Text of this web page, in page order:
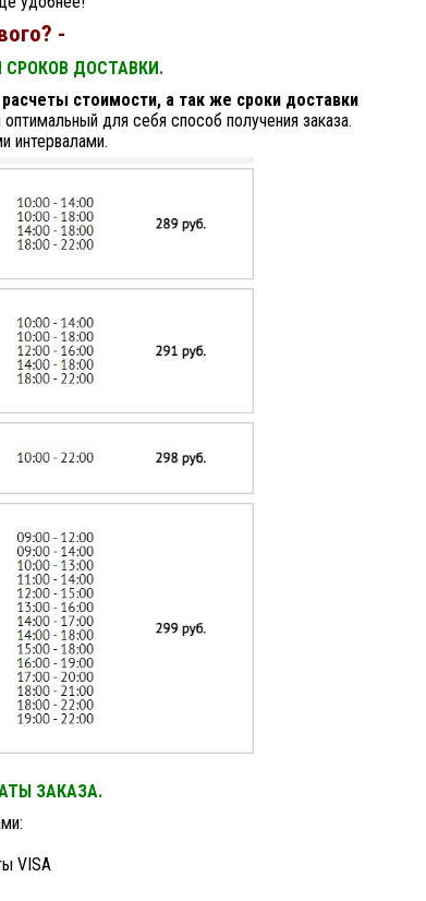
-
ДОСТАВКИ.
расчеты стоимости, а так же сроки доставки
для себя способ получения заказа.
интервалами.
ЗАКАЗА.
VISA